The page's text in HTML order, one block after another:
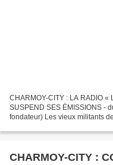
CHARMOY-CITY : LA RADIO
SUSPEND SES ÉMISSIONS -
fondateur) Les vieux militants
CHARMOY-CITY :